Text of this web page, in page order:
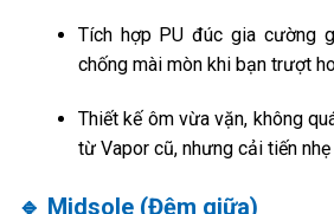
Tích hợp PU đúc gia cường
chống mài mòn khi bạn trượt
Thiết kế ôm vừa vặn, không
từ Vapor cũ, nhưng cải tiến
🔹 Midsole (Đệm giữa)